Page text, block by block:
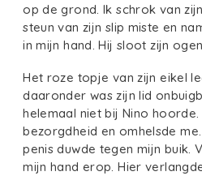
op de grond. Ik schrok van
steun van zijn slip miste en
in mijn hand. Hij sloot zijn
Het roze topje van zijn eikel
daaronder was zijn lid
helemaal niet bij Nino
bezorgdheid en omhelsde
penis duwde tegen mijn buik.
mijn hand erop. Hier